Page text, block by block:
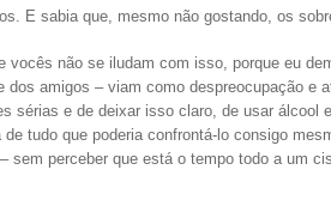
E sabia que, mesmo não gostando, os
vocês não se iludam com isso, porque eu
dos amigos – viam como despreocupação e
sérias e de deixar isso claro, de usar álcool
de tudo que poderia confrontá-lo consigo
sem perceber que está o tempo todo a um